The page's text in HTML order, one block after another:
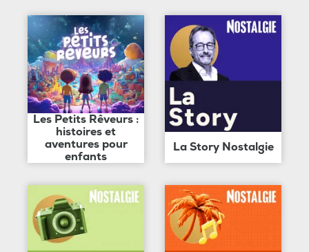
Les Petits Rêveurs :
histoires et
aventures pour
enfants
La Story Nostalgie